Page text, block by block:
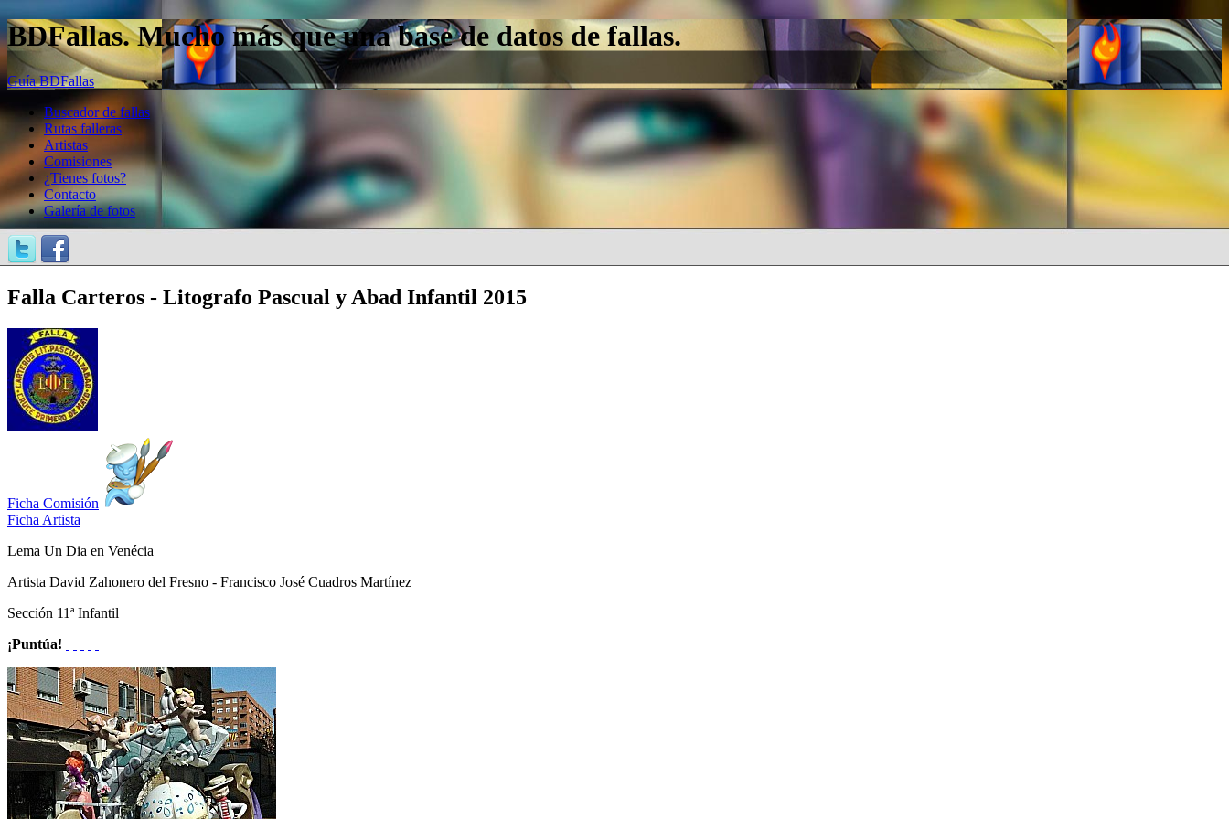
BDFallas. Mucho más que una base de datos de fallas.
Guía BDFallas
Buscador de fallas
Rutas falleras
Artistas
Comisiones
¿Tienes fotos?
Contacto
Galería de fotos
Falla Carteros - Litografo Pascual y Abad Infantil 2015
Ficha Comisión
Ficha Artista
Lema Un Dia en Venécia
Artista David Zahonero del Fresno - Francisco José Cuadros Martínez
Sección 11ª Infantil
¡Puntúa!